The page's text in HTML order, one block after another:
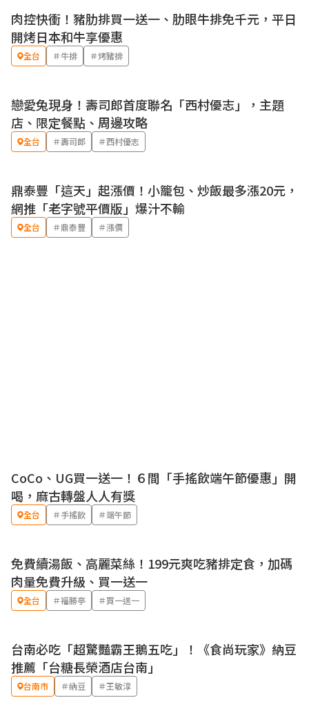
優惠
肉控快衝！豬肋排買一送一、肋眼牛排免千元，平日
開烤日本和牛享優惠
全台 ＃牛排 ＃烤豬排
優惠
戀愛兔現身！壽司郎首度聯名「西村優志」，主題
店、限定餐點、周邊攻略
全台 ＃壽司郎 ＃西村優志
鼎泰豐「這天」起漲價！小籠包、炒飯最多漲20元，
網推「老字號平價版」爆汁不輸
全台 ＃鼎泰豐 ＃漲價
優惠
CoCo、UG買一送一！６間「手搖飲端午節優惠」開
喝，麻古轉盤人人有獎
全台 ＃手搖飲 ＃端午節
優惠
免費續湯飯、高麗菜絲！199元爽吃豬排定食，加碼
肉量免費升級、買一送一
全台 ＃福勝亭 ＃買一送一
台南必吃「超驚豔霸王鵝五吃」！《食尚玩家》納豆
推薦「台糖長榮酒店台南」
台南市 ＃納豆 ＃王敏淳